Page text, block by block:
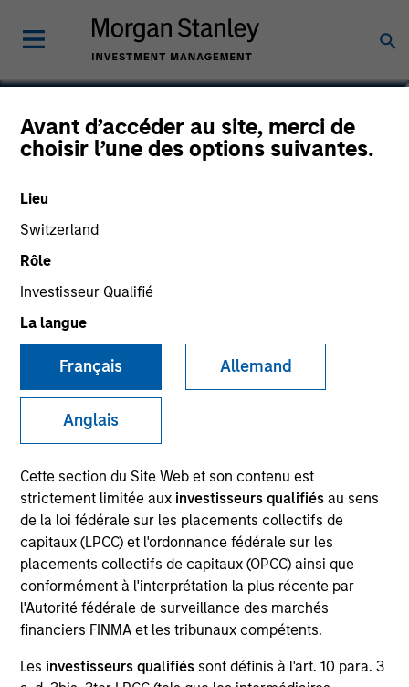
Avant d’accéder au site, merci de
choisir l’une des options suivantes.
Lieu
Switzerland
Rôle
Investisseur Qualifié
La langue
Français Allemand
Anglais
Cette section du Site Web et son contenu est
strictement limitée aux investisseurs qualifiésau sens
de la loi fédérale sur les placements collectifs de
capitaux (LPCC) et l'ordonnance fédérale sur les
placements collectifs de capitaux (OPCC) ainsi que
conformément à l'interprétation la plus récente par
l'Autorité fédérale de surveillance des marchés
financiers FINMA et les tribunaux compétents.
Les investisseurs qualifiés sont définis à l'art. 10 para. 3
Eban Cucinotta
Managing Director
YEARS OF INDUSTRY EXPERIENCE
24 Years